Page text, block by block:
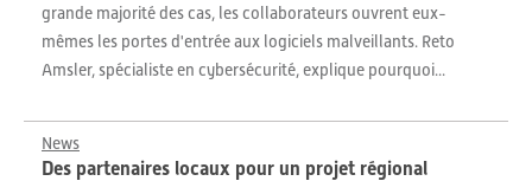
grande majorité des cas, les collaborateurs ouvrent eux-
mêmes les portes d'entrée aux logiciels malveillants. Reto
Amsler, spécialiste en cybersécurité, explique pourquoi...
News
Des partenaires locaux pour un projet régional